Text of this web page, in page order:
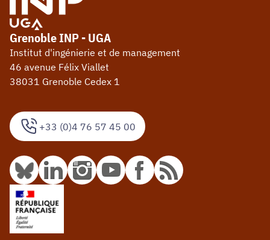
+33 (0)4 76 57 45 00
Grenoble INP - UGA
Institut d'ingénierie et de management
46 avenue Félix Viallet
38031 Grenoble Cedex 1